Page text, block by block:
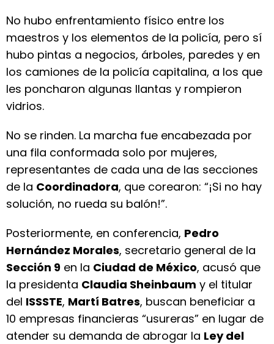
No hubo enfrentamiento físico entre los
maestros y los elementos de la policía, pero sí
hubo pintas a negocios, árboles, paredes y en
los camiones de la policía capitalina, a los que
les poncharon algunas llantas y rompieron
vidrios.
No se rinden. La marcha fue encabezada por
una fila conformada solo por mujeres,
representantes de cada una de las secciones
de la Coordinadora, que corearon: “¡Si no hay
solución, no rueda su balón!”.
Posteriormente, en conferencia, Pedro
Hernández Morales, secretario general de la
Sección 9 en la Ciudad de México, acusó que
la presidenta Claudia Sheinbaum y el titular
del ISSSTE, Martí Batres, buscan beneficiar a
10 empresas financieras “usureras” en lugar de
atender su demanda de abrogar la Ley del